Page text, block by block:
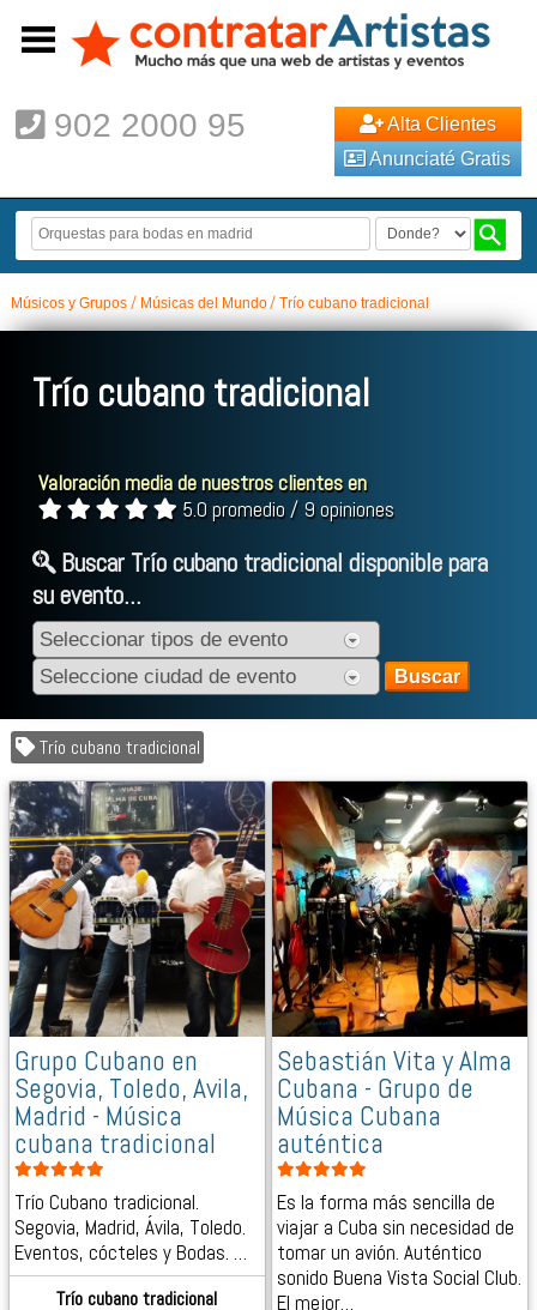
902 2000 95
Alta Clientes
Anunciaté Gratis
Músicos y Grupos Músicas del Mundo Trío cubano tradicional
Trío cubano tradicional
Valoración media de nuestros clientes en
5.0 promedio / 9 opiniones
Buscar Trío cubano tradicional disponible para
su evento...
Trío cubano tradicional
Grupo Cubano en
Segovia, Toledo, Avila,
Madrid - Música
cubana tradicional
Trío Cubano tradicional.
Segovia, Madrid, Ávila, Toledo.
Eventos, cócteles y Bodas. …
Trío cubano tradicional
Sebastián Vita y Alma
Cubana - Grupo de
Música Cubana
auténtica
Es la forma más sencilla de
viajar a Cuba sin necesidad de
tomar un avión. Auténtico
sonido Buena Vista Social Club.
El mejor…